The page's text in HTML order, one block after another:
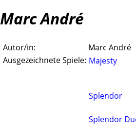
Marc André
Autor/in:
Marc André
Ausgezeichnete Spiele: Majesty
Splendor
Splendor